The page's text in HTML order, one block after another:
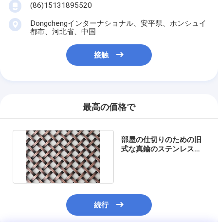
(86)15131895520
Dongchengインターナショナル、安平県、ホンシュイ
都市、河北省、中国
接触
最高の価格で
部屋の仕切りのための旧
式な真鍮のステンレス鋼
続行